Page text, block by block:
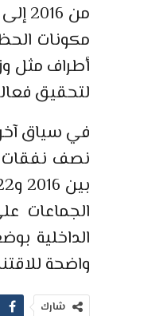
مكونات
أطراف مثل
لتحقيق
في سياق
الجماعات
الداخلية
واضحة
شارك